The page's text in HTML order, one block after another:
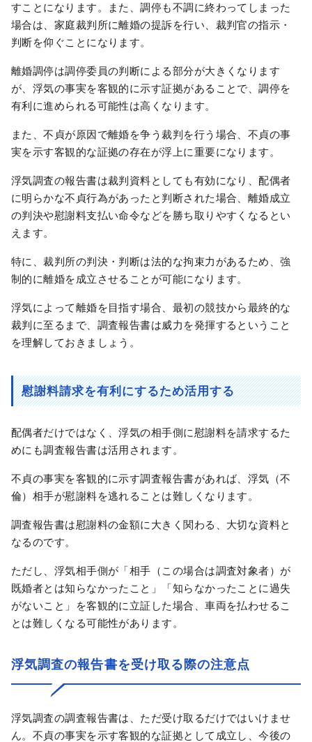
すことになります。また、調停も不調に終わってしまった
場合は、家庭裁判所に離婚の提訴を行い、裁判官の指示・
判断を仰ぐことになります。
離婚調停は調停委員の判断による部分が大きくなります
が、浮気の事実を客観的に示す証拠があることで、調停を
有利に進められる可能性は高くなります。
また、不貞が原因で離婚を争う裁判を行う場合、不貞の事
実を示す客観的な証拠の存在が浮上に重要になります。
浮気調査の報告書は裁判資料としても有効になり、配偶者
に明らかな不貞行為があったと判断された場合、離婚成立
の判決や慰謝料支払い命令などを勝ち取りやすくなるとい
えます。
特に、裁判所の判決・判断は法的な拘束力があるため、強
制的に離婚を成立させることが可能になります。
浮気によって離婚を目指す場合、最初の競技から最終的な
裁判に至るまで、調査報告書は威力を発揮するということ
を理解しておきましょう。
慰謝料請求を有利にするため活用する
配偶者だけではなく、浮気の相手側に慰謝料を請求するた
めにも調査報告書は活用されます。
不貞の事実を客観的に示す調査報告書があれば、浮気（不
倫）相手が慰謝料を逃れることは難しくなります。
調査報告書は慰謝料の金額に大きく関わる、大切な資料と
なるのです。
ただし、浮気相手側が「相手（この場合は調査対象者）が
既婚者とは知らなかったこと」「知らなかったことに過失
がないこと」を客観的に立証した場合、車両を払わせるこ
とは難しくなる可能性があります。
浮気調査の報告書を受け取る際の注意点
浮気調査の調査報告書は、ただ受け取るだけではいけませ
ん。不貞の事実を示す客観的な証拠として成立し、今後の